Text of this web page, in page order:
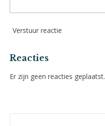
Verstuur reactie
Reacties
Er zijn geen reacties geplaatst.